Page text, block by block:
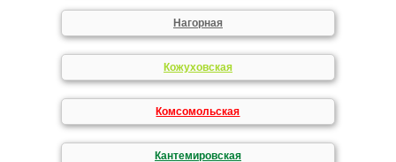
Нагорная
Кожуховская
Комсомольская
Кантемировская